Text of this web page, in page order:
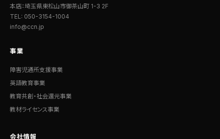
本店：埼玉県東松山市御茶山町 1-3 2F
TEL: 050-3154-1004
info@ccn.jp
事業
障害児通所支援事業
英語教育事業
教育共創・社会還元事業
教材ライセンス事業
会社情報